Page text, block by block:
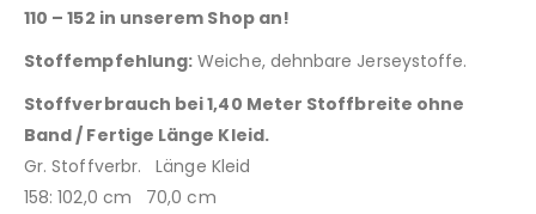
110 – 152 in unserem Shop an!
Stoffempfehlung: Weiche, dehnbare Jerseystoffe.
Stoffverbrauch bei 1,40 Meter Stoffbreite ohne
Band / Fertige Länge Kleid.
Gr. Stoffverbr. Länge Kleid
158: 102,0 cm 70,0 cm